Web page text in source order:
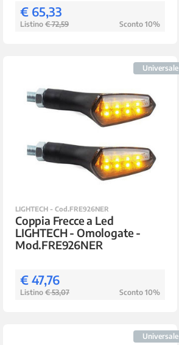
€ 65,33
Listino € 72,59 Sconto 10%
Universale
LIGHTECH - Cod.FRE926NER
Coppia Frecce a Led
LIGHTECH - Omologate -
Mod.FRE926NER
€ 47,76
Listino € 53,07 Sconto 10%
Universale